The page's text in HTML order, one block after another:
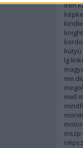
irén
kindle
knight
kütyü
lg
mell
mszp